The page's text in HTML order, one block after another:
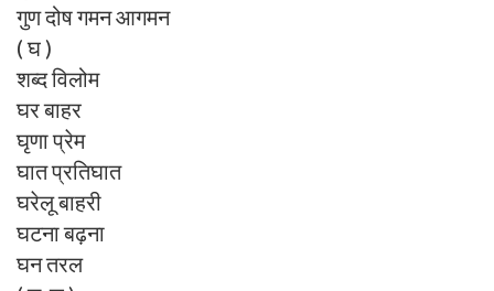
गुण दोष गमन आगमन
( घ )
शब्द विलोम
घर बाहर
घृणा प्रेम
घात प्रतिघात
घरेलू बाहरी
घटना बढ़ना
घन तरल